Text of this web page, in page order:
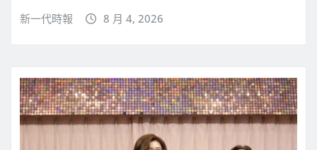
新一代時報 8 月 4, 2026